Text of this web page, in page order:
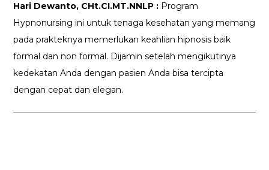
Hari Dewanto, CHt.CI.MT.NNLP : Program
Hypnonursing ini untuk tenaga kesehatan yang memang
pada prakteknya memerlukan keahlian hipnosis baik
formal dan non formal. Dijamin setelah mengikutinya
kedekatan Anda dengan pasien Anda bisa tercipta
dengan cepat dan elegan.